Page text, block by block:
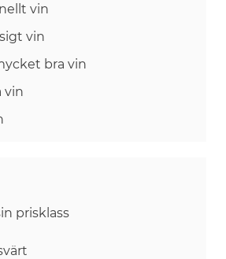
vin
vin
bra vin
vin
prisklass